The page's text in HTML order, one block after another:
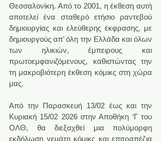
Θεσσαλονίκη. Από το 2001, η έκθεση αυτή
αποτελεί ένα σταθερό ετήσιο ραντεβού
δημιουργίας και ελεύθερης έκφρασης, με
δημιουργούς απ’ όλη την Ελλάδα και όλων
των ηλικιών, έμπειρους και
πρωτοεμφανιζόμενους, καθιστώντας την
τη μακροβιότερη έκθεση κόμικς στη χώρα
μας.
Από την Παρασκευή 13/02 έως και την
Κυριακή 15/02 2026 στην Αποθήκη ‘Γ του
ΟΛΘ, θα διεξαχθεί μια πολύμορφη
εκδήλωση γεμάτη κόμικς και επιτραπέζια